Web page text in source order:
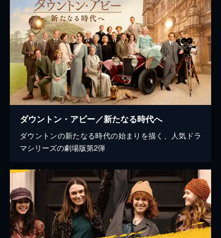
ダウントン・アビー／新たなる時代へ
ダウントンの新たなる時代の始まりを描く、人気ドラ
マシリーズの劇場版第2弾